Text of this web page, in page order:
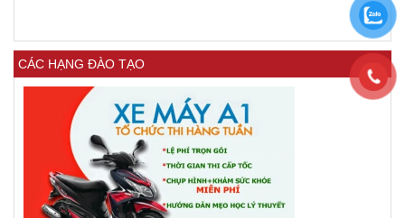
CÁC HẠNG ĐÀO TẠO